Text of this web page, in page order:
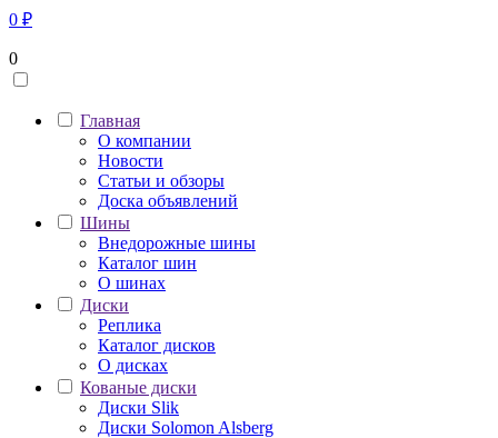
0 ₽
0
Главная
О компании
Новости
Статьи и обзоры
Доска объявлений
Шины
Внедорожные шины
Каталог шин
О шинах
Диски
Реплика
Каталог дисков
О дисках
Кованые диски
Диски Slik
Диски Solomon Alsberg